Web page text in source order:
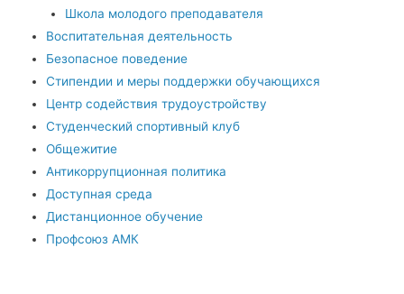
Школа молодого преподавателя
Воспитательная деятельность
Безопасное поведение
Стипендии и меры поддержки обучающихся
Центр содействия трудоустройству
Студенческий спортивный клуб
Общежитие
Антикоррупционная политика
Доступная среда
Дистанционное обучение
Профсоюз АМК